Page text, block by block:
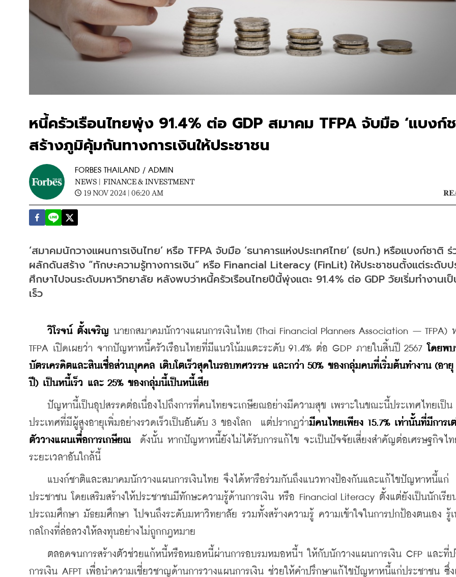
หนี้ครัวเรือนไทยพุ่ง 91.4% ต่อ GDP สมาคม TFPA จับมือ ‘แบงก์
สร้างภูมิคุ้มกันทางการเงินให้ประชาชน
FORBES THAILAND / ADMIN
NEWS | FINANCE & INVESTMENT
19 NOV 2024 | 06:20 AM
‘สมาคมนักวางแผนการเงินไทย’ หรือ TFPA จับมือ ‘ธนาคารแห่งประเทศไทย’ (ธปท.) หรือแบงก์ชาติ ร่
ผลักดันสร้าง “ทักษะความรู้ทางการเงิน” หรือ Financial Literacy (FinLit) ให้ประชาชนตั้งแต่ระดับป
ศึกษาไปจนระดับมหาวิทยาลัย หลังพบว่าหนี้ครัวเรือนไทยปีนี้พุ่งแตะ 91.4% ต่อ GDP วัยเริ่มทำงานเ
เร็ว
วิโรจน์ ตั้งเจริญ นายกสมาคมนักวางแผนการเงินไทย (Thai Financial Planners Association – TFPA)
TFPA เปิดเผยว่า จากปัญหาหนี้ครัวเรือนไทยที่มีแนวโน้มแตะระดับ 91.4% ต่อ GDP ภายในสิ้นปี 2567 โดยพ
บัตรเครดิตและสินเชื่อส่วนบุคคล เติบโตเร็วสุดในรอบทศวรรษ และกว่า 50% ของกลุ่มคนที่เริ่มต้นทำงาน (อายุ
ปี) เป็นหนี้เร็ว และ 25% ของกลุ่มนี้เป็นหนี้เสีย
ปัญหานี้เป็นอุปสรรคต่อเนื่องไปถึงการที่คนไทยจะเกษียณอย่างมีความสุข เพราะในขณะนี้ประเทศไทยเป็น
ประเทศที่มีผู้สูงอายุเพิ่มอย่างรวดเร็วเป็นอันดับ 3 ของโลก  แต่ปรากฏว่ามีคนไทยเพียง 15.7% เท่านั้นที่มีการเ
ตัววางแผนเพื่อการเกษียณ
ดังนั้น หากปัญหาหนี้ยังไม่ได้รับการแก้ไข จะเป็นปัจจัยเสี่ยงสำคัญต่อเศรษฐกิจไท
ระยะเวลาอันใกล้นี้
แบงก์ชาติและสมาคมนักวางแผนการเงินไทย จึงได้หารือร่วมกันถึงแนวทางป้องกันและแก้ไขปัญหาหนี้แก่
ประชาชน โดยเสริมสร้างให้ประชาชนมีทักษะความรู้ด้านการเงิน หรือ Financial Literacy ตั้งแต่ยังเป็นนักเรีย
ประถมศึกษา มัธยมศึกษา ไปจนถึงระดับมหาวิทยาลัย รวมทั้งสร้างความรู้ ความเข้าใจในการปกป้องตนเอง รู้
กลโกงที่ล่อลวงให้ลงทุนอย่างไม่ถูกกฎหมาย
ตลอดจนการสร้างตัวช่วยแก้หนี้หรือหมอหนี้ผ่านการอบรมหมอหนี้ฯ ให้กับนักวางแผนการเงิน CFP และที่ป
การเงิน AFPT เพื่อนำความเชี่ยวชาญด้านการวางแผนการเงิน ช่วยให้คำปรึกษาแก้ไขปัญหาหนี้แก่ประชาชน ซึ่